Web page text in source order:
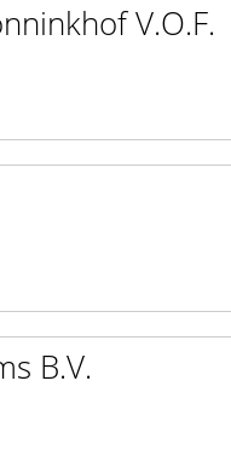
V.O.F.
B.V.